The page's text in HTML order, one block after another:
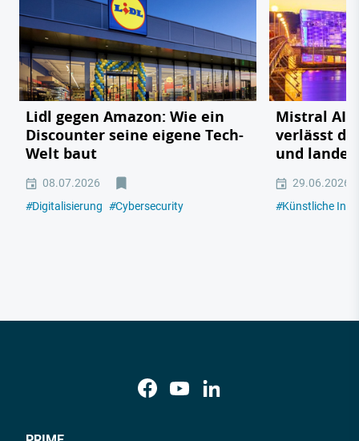
Lidl gegen Amazon: Wie ein
Discounter seine eigene Tech-
Welt baut
08.07.2026
#Digitalisierung #Cybersecurity
Mistral AI:
verlässt
und landet
29.06.2026
#Künstliche